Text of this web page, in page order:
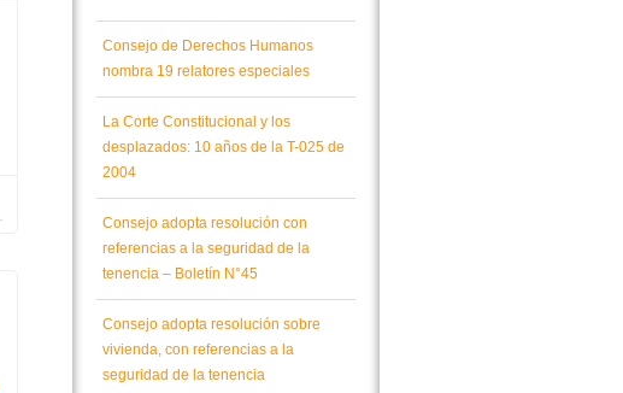
Consejo de Derechos Humanos
nombra 19 relatores especiales
La Corte Constitucional y los
desplazados: 10 años de la T-025 de
2004
Consejo adopta resolución con
referencias a la seguridad de la
tenencia – Boletín N°45
Consejo adopta resolución sobre
vivienda, con referencias a la
seguridad de la tenencia